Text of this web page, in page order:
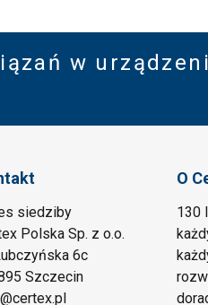
w
siedziby
Polska Sp. z o.o.
6c
Szczecin
O
130